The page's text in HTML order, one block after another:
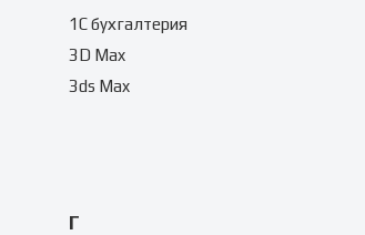
1C бухгалтерия
3D Max
3ds Max
Г